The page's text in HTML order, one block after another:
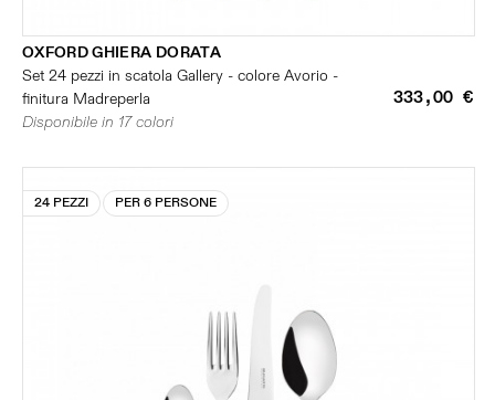
OXFORD GHIERA DORATA
Set 24 pezzi in scatola Gallery - colore Avorio -
finitura Madreperla
333,00 €
Disponibile in 17 colori
24 PEZZI PER 6 PERSONE